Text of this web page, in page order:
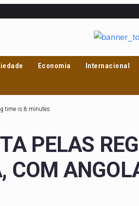
Economia Internacional
time is 8 minutes
PELAS
COM